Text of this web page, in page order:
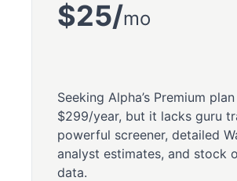
$25/mo
Seeking Alpha’s Premium
$299/year, but it lacks guru
powerful screener, detailed
analyst estimates, and stock
data.